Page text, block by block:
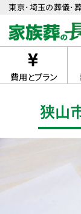
東京･埼玉の葬儀･
費用とプラン
狭山